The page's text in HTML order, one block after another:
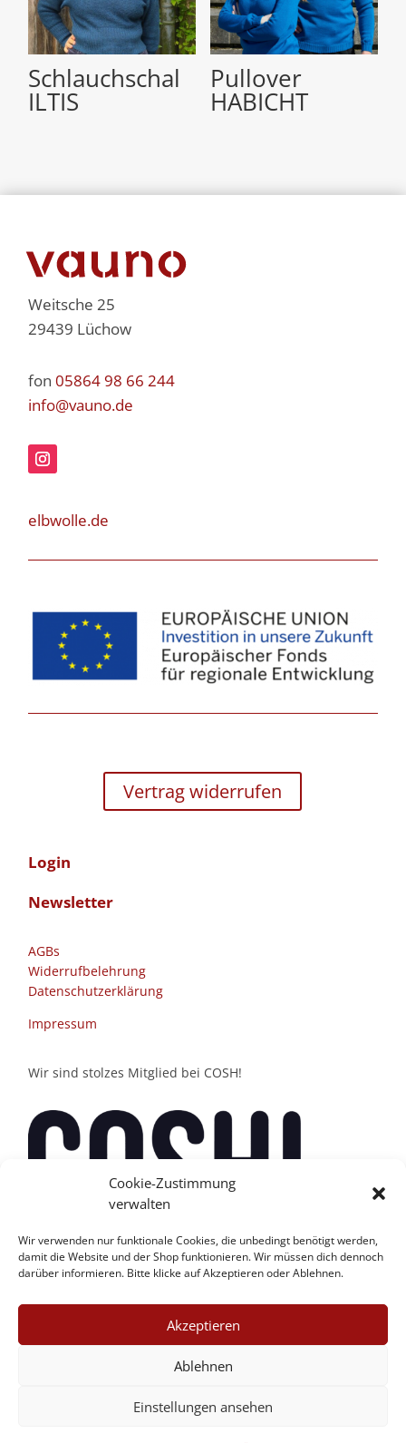
Cookie-Zustimmung
verwalten
Wir verwenden nur funktionale Cookies, die unbedingt benötigt werden,
damit die Website und der Shop funktionieren. Wir müssen dich dennoch
darüber informieren. Bitte klicke auf Akzeptieren oder Ablehnen.
Akzeptieren
Ablehnen
Einstellungen ansehen
Schlauchschal
ILTIS
Pullover
HABICHT
Weitsche 25
29439 Lüchow
fon05864 98 66 244
info@vauno.de
elbwolle.de
Vertrag widerrufen
Login
Newsletter
AGBs
Widerrufbelehrung
Datenschutzerklärung
Impressum
Wir sind stolzes Mitglied bei COSH!